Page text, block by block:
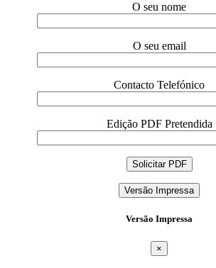
O seu nome
O seu email
Contacto Telefónico
Edição PDF Pretendida
Versão Impressa
Versão Impressa
×